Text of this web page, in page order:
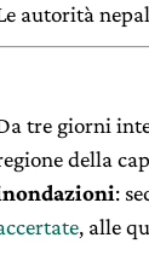
autorità
tre giorni
della
:
, alle